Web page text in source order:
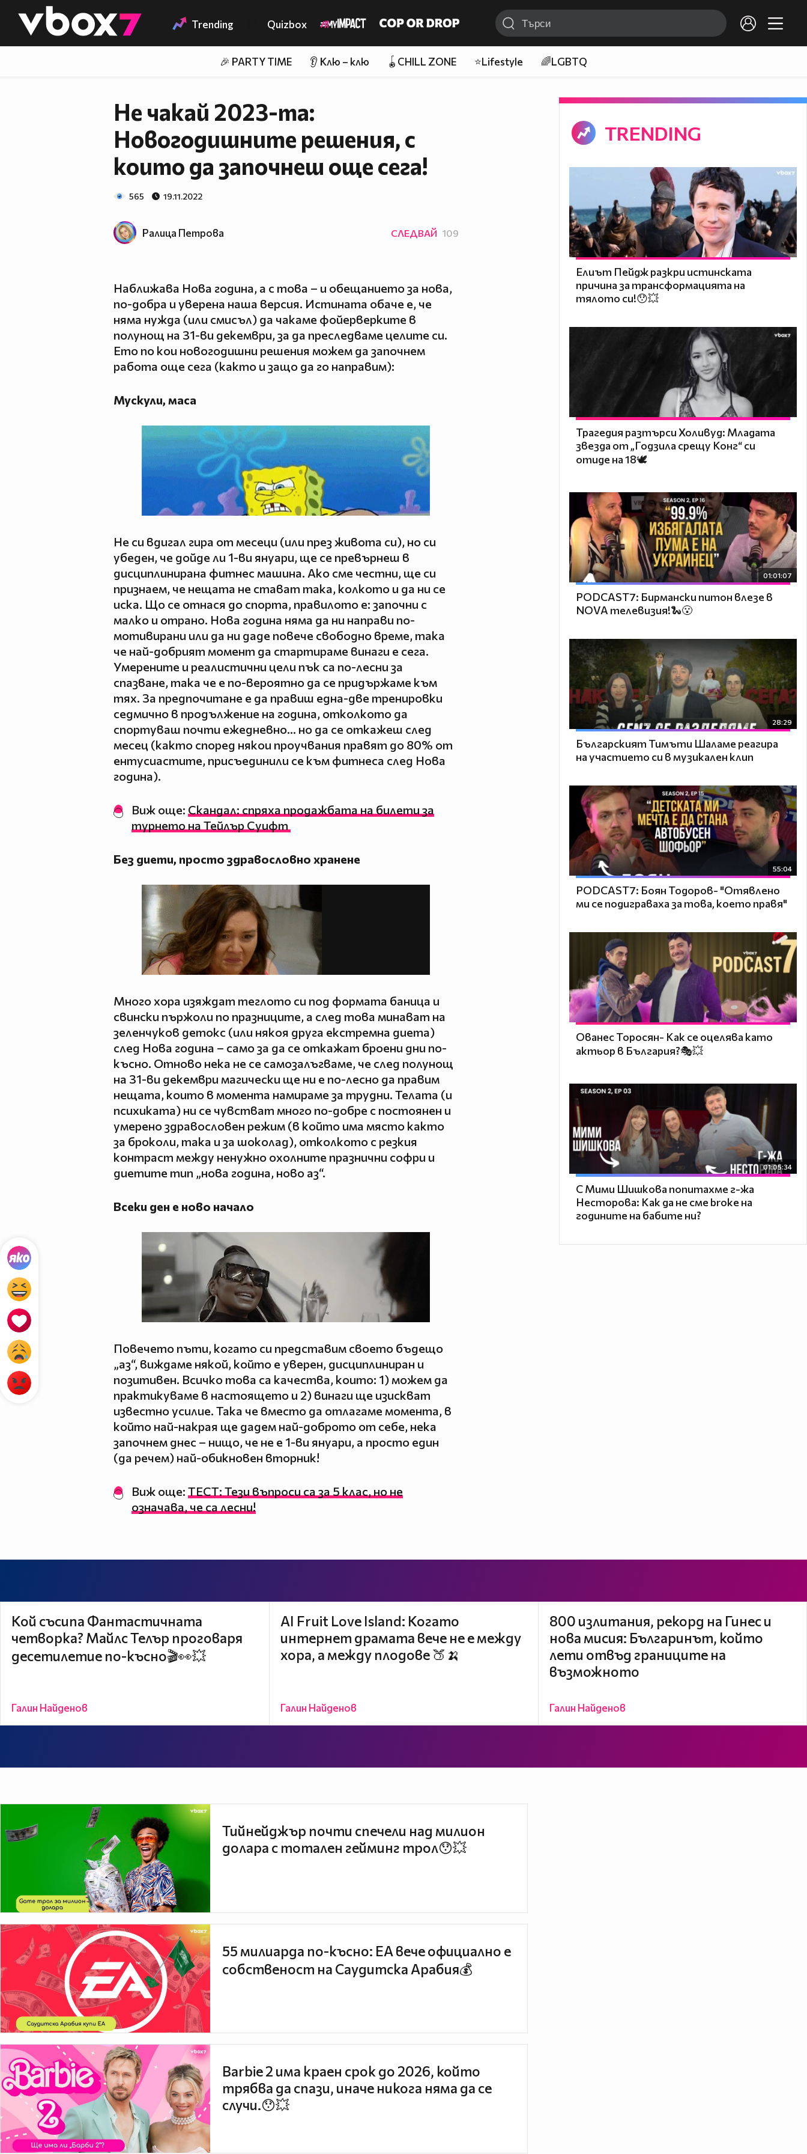
👾 Trending Quizbox
🎉 PARTY TIME 👂 Клю – клю 🪀CHILL ZONE ⭐Lifestyle 🌈LGBTQ
Не чакай 2023-та:
Новогодишните решения, с
които да започнеш още сега!
565 19.11.2022
Ралица Петровa СЛЕДВАЙ 109
Наближава Нова година, а с това – и обещанието за нова,
по-добра и уверена наша версия. Истината обаче е, че
няма нужда (или смисъл) да чакаме фойерверките в
полунощ на 31-ви декември, за да преследваме целите си.
Ето по кои новогодишни решения можем да започнем
работа още сега (както и защо да го направим):
Мускули, маса
Не си вдигал гира от месеци (или през живота си), но си
убеден, че дойде ли 1-ви януари, ще се превърнеш в
дисциплинирана фитнес машина. Ако сме честни, ще си
признаем, че нещата не стават така, колкото и да ни се
иска. Що се отнася до спорта, правилото е: започни с
малко и отрано. Нова година няма да ни направи по-
мотивирани или да ни даде повече свободно време, така
че най-добрият момент да стартираме винаги е сега.
Умерените и реалистични цели пък са по-лесни за
спазване, така че е по-вероятно да се придържаме към
тях. За предпочитане е да правиш една-две тренировки
седмично в продължение на година, отколкото да
спортуваш почти ежедневно… но да се откажеш след
месец (както според някои проучвания правят до 80% от
ентусиастите, присъединили се към фитнеса след Нова
година).
Виж още: Скандал: спряха продажбата на билети за
турнето на Тейлър Суифт
Без диети, просто здравословно хранене
Много хора изяждат теглото си под формата баница и
свински пържоли по празниците, а след това минават на
зеленчуков детокс (или някоя друга екстремна диета)
след Нова година – само за да се откажат броени дни по-
късно. Отново нека не се самозалъгваме, че след полунощ
на 31-ви декември магически ще ни е по-лесно да правим
нещата, които в момента намираме за трудни. Телата (и
психиката) ни се чувстват много по-добре с постоянен и
умерено здравословен режим (в който има място както
за броколи, така и за шоколад), отколкото с резкия
контраст между ненужно охолните празнични софри и
диетите тип „нова година, ново аз“.
Всеки ден е ново начало
Повечето пъти, когато си представим своето бъдещо
„аз“, виждаме някой, който е уверен, дисциплиниран и
позитивен. Всичко това са качества, които: 1) можем да
практикуваме в настоящето и 2) винаги ще изискват
известно усилие. Така че вместо да отлагаме момента, в
който най-накрая ще дадем най-доброто от себе, нека
започнем днес – нищо, че не е 1-ви януари, а просто един
(да речем) най-обикновен вторник!
Виж още: ТЕСТ: Тези въпроси са за 5 клас, но не
означава, че са лесни!
Кой съсипа Фантастичната
четворка? Майлс Телър проговаря
десетилетие по-късно🎬👀💥
Галин Найденов
AI Fruit Love Island: Когато
интернет драмата вече не е между
хора, а между плодове 🍑🍌
Галин Найденов
800 излитания, рекорд на Гинес и
нова мисия: Българинът, който
лети отвъд границите на
възможното
Галин Найденов
TRENDING
Елиът Пейдж разкри истинската
причина за трансформацията на
тялото си!😯💥
Трагедия разтърси Холивуд: Младата
звезда от „Годзила срещу Конг“ си
отиде на 18🕊️
01:01:07
PODCAST7: Бирмански питон влезе в
NOVA телевизия!🐍😮
28:29
Българският Тимъти Шаламе реагира
на участието си в музикален клип
55:04
PODCAST7: ‪Боян Тодоров- "Отявлено
ми се подиграваха за това, което правя"
Ованес Торосян- Как се оцелява като
актьор в България?🎭💥
01:05:34
С Мими Шишкова попитахме г-жа
Несторова: Как да не сме broke на
годините на бабите ни?
Тийнейджър почти спечели над милион
долара с тотален гейминг трол😯💥
55 милиарда по-късно: EA вече официално е
собственост на Саудитска Арабия💰
Barbie 2 има краен срок до 2026, който
трябва да спази, иначе никога няма да се
случи.😯💥